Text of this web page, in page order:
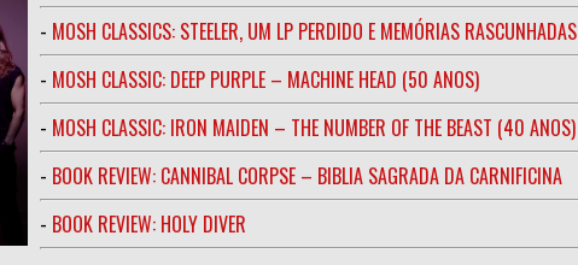
- MOSH CLASSICS: STEELER, UM LP PERDIDO E MEMÓRIAS RASCUNHADAS
- MOSH CLASSIC: DEEP PURPLE – MACHINE HEAD (50 ANOS)
- MOSH CLASSIC: IRON MAIDEN – THE NUMBER OF THE BEAST (40 ANOS)
- BOOK REVIEW: CANNIBAL CORPSE – BIBLIA SAGRADA DA CARNIFICINA
- BOOK REVIEW: HOLY DIVER